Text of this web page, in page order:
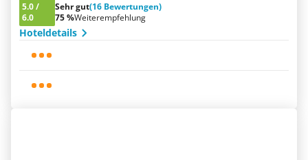
5.0/
6.0
Sehr gut(16 Bewertungen)
75 %Weiterempfehlung
Hoteldetails